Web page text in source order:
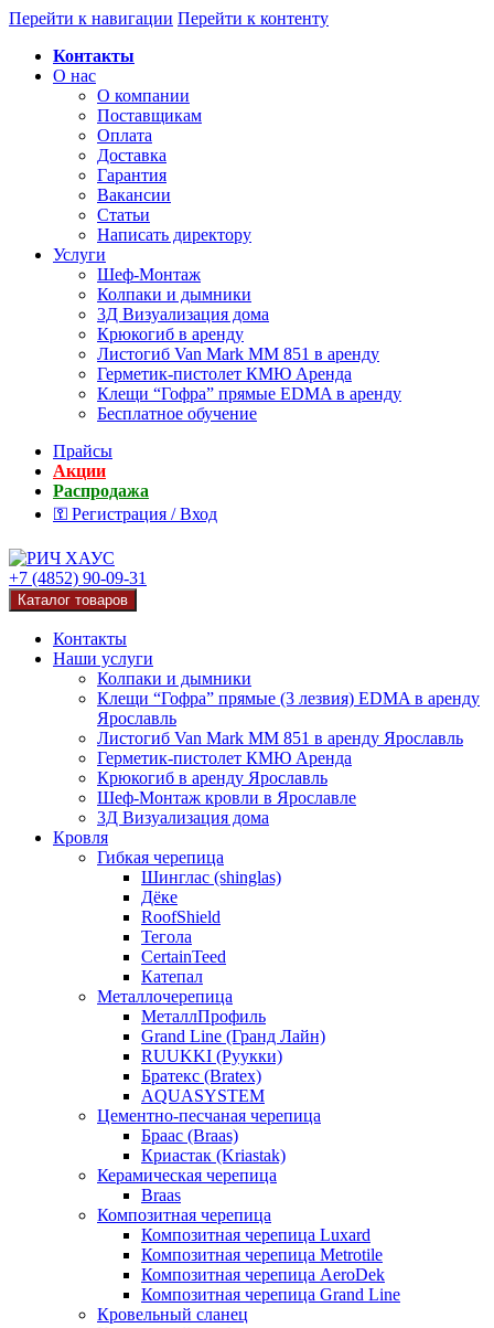
Перейти к навигации Перейти к контенту
Контакты
О нас
О компании
Поставщикам
Оплата
Доставка
Гарантия
Вакансии
Статьи
Написать директору
Услуги
Шеф-Монтаж
Колпаки и дымники
3Д Визуализация дома
Крюкогиб в аренду
Листогиб Van Mark MM 851 в аренду
Герметик-пистолет КМЮ Аренда
Клещи “Гофра” прямые EDMA в аренду
Бесплатное обучение
Прайсы
Акции
Распродажа
⚿ Регистрация / Вход
+7 (4852) 90-09-31
Каталог товаров
Контакты
Наши услуги
Колпаки и дымники
Клещи “Гофра” прямые (3 лезвия) EDMA в аренду
Ярославль
Листогиб Van Mark MM 851 в аренду Ярославль
Герметик-пистолет КМЮ Аренда
Крюкогиб в аренду Ярославль
Шеф-Монтаж кровли в Ярославле
3Д Визуализация дома
Кровля
Гибкая черепица
Шинглас (shinglas)
Дёке
RoofShield
Тегола
CertainTeed
Катепал
Металлочерепица
МеталлПрофиль
Grand Line (Гранд Лайн)
RUUKKI (Руукки)
Братекс (Bratex)
AQUASYSTEM
Цементно-песчаная черепица
Браас (Braas)
Криастак (Kriastak)
Керамическая черепица
Braas
Композитная черепица
Композитная черепица Luxard
Композитная черепица Metrotile
Композитная черепица AeroDek
Композитная черепица Grand Line
Кровельный сланец